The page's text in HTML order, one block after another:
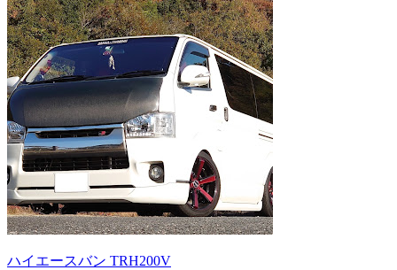
ハイエースバン TRH200V